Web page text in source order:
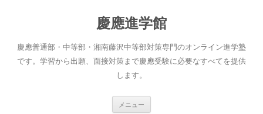
へ
ス
キ
慶應進学館
慶應普通部・中等部・湘南藤沢中等部対策専門のオンライン進学塾
です。学習から出願、面接対策まで慶應受験に必要なすべてを提供
します。
メニュー